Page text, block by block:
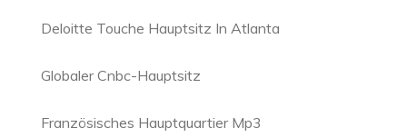
Deloitte Touche Hauptsitz In Atlanta
Globaler Cnbc-Hauptsitz
Französisches Hauptquartier Mp3